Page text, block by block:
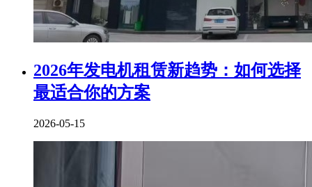
2026年发电机租赁新趋势：如何选择
最适合你的方案
2026-05-15